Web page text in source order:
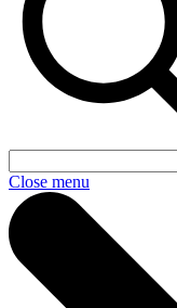
Close menu